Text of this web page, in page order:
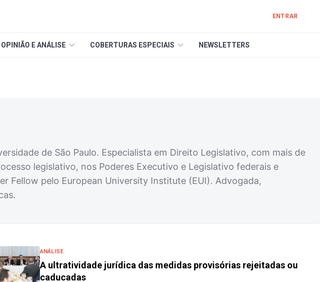
ENTRAR
OPINIÃO E ANÁLISE COBERTURAS ESPECIAIS NEWSLETTERS
de São Paulo. Especialista em Direito Legislativo, com mais de
legislativo, nos Poderes Executivo e Legislativo federais e
Fellow pelo European University Institute (EUI). Advogada,
ANÁLISE
A ultratividade jurídica das medidas provisórias rejeitadas ou
caducadas